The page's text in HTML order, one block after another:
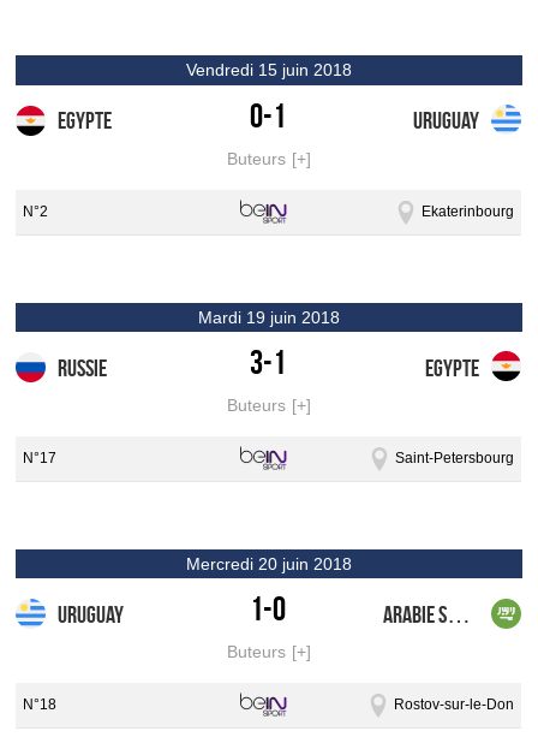
vendredi 15 juin 2018
Egypte 0-1 Uruguay
Buteurs
N°2 Ekaterinbourg
mardi 19 juin 2018
Russie 3-1 Egypte
Buteurs
N°17 Saint-Petersbourg
mercredi 20 juin 2018
Uruguay 1-0 Arabie Saoudite
Buteurs
N°18 Rostov-sur-le-Don